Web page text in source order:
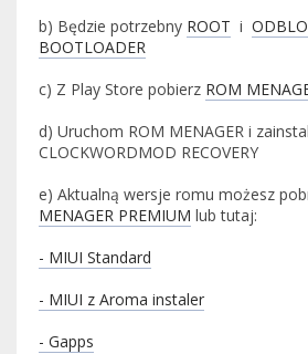
b) Będzie potrzebny ROOT i
BOOTLOADER
c) Z Play Store pobierz ROM
d) Uruchom ROM MENAGER i
CLOCKWORDMOD RECOVERY
e) Aktualną wersje romu możesz
MENAGER PREMIUM lub tutaj:
- MIUI Standard
- MIUI z Aroma instaler
- Gapps